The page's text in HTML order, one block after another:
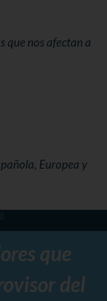
que nos afectan a
Europea y
que
del